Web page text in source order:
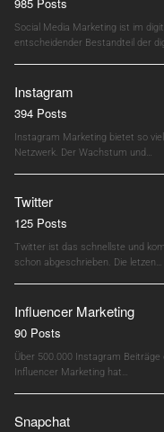
Social Media Marketing ist im
entscheidender Bestandteil der
Instagram
394 Posts
Instagram Marketing bietet so
Netzwerk. Der Wachstum und…
Twitter
125 Posts
Twitter ist das schnellste und
schon abgeschrieben. Die letzen…
Influencer Marketing
90 Posts
Über 500.000 Instagram
Influencer Marketing hat…
Snapchat